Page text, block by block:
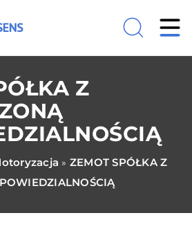
Z
» ZEMOT SPÓŁKA Z